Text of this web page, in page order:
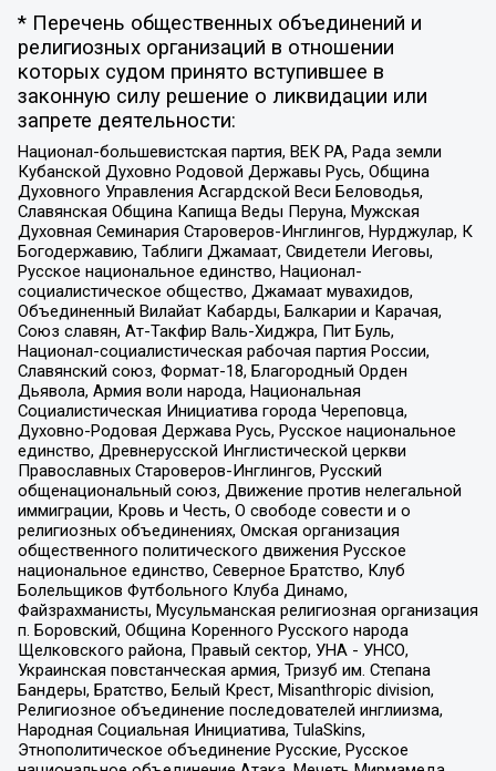
* Перечень общественных объединений и
религиозных организаций в отношении
которых судом принято вступившее в
законную силу решение о ликвидации или
запрете деятельности:
Национал-большевистская партия, ВЕК РА, Рада земли
Кубанской Духовно Родовой Державы Русь, Община
Духовного Управления Асгардской Веси Беловодья,
Славянская Община Капища Веды Перуна, Мужская
Духовная Семинария Староверов-Инглингов, Нурджулар, К
Богодержавию, Таблиги Джамаат, Свидетели Иеговы,
Русское национальное единство, Национал-
социалистическое общество, Джамаат мувахидов,
Объединенный Вилайат Кабарды, Балкарии и Карачая,
Союз славян, Ат-Такфир Валь-Хиджра, Пит Буль,
Национал-социалистическая рабочая партия России,
Славянский союз, Формат-18, Благородный Орден
Дьявола, Армия воли народа, Национальная
Социалистическая Инициатива города Череповца,
Духовно-Родовая Держава Русь, Русское национальное
единство, Древнерусской Инглистической церкви
Православных Староверов-Инглингов, Русский
общенациональный союз, Движение против нелегальной
иммиграции, Кровь и Честь, О свободе совести и о
религиозных объединениях, Омская организация
общественного политического движения Русское
национальное единство, Северное Братство, Клуб
Болельщиков Футбольного Клуба Динамо,
Файзрахманисты, Мусульманская религиозная организация
п. Боровский, Община Коренного Русского народа
Щелковского района, Правый сектор, УНА - УНСО,
Украинская повстанческая армия, Тризуб им. Степана
Бандеры, Братство, Белый Крест, Misanthropic division,
Религиозное объединение последователей инглиизма,
Народная Социальная Инициатива, TulaSkins,
Этнополитическое объединение Русские, Русское